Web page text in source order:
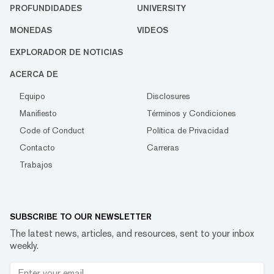
PROFUNDIDADES UNIVERSITY
MONEDAS VIDEOS
EXPLORADOR DE NOTICIAS
ACERCA DE
Equipo
Disclosures
Manifiesto
Términos y Condiciones
Code of Conduct
Política de Privacidad
Contacto
Carreras
Trabajos
SUBSCRIBE TO OUR NEWSLETTER
The latest news, articles, and resources, sent to your inbox
weekly.